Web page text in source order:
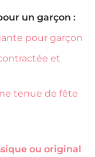
un garçon :
pour garçon
et
tenue de fête
ou original